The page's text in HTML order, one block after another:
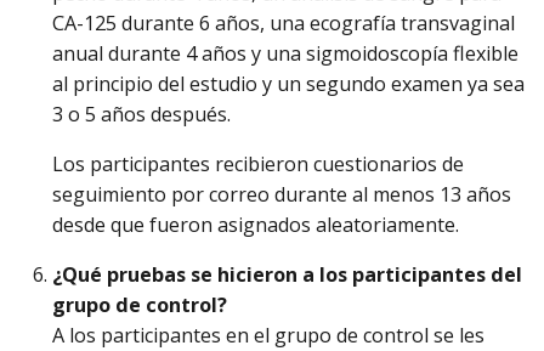
CA-125 durante 6 años, una ecografía transvaginal
anual durante 4 años y una sigmoidoscopía flexible
al principio del estudio y un segundo examen ya sea
3 o 5 años después.
Los participantes recibieron cuestionarios de
seguimiento por correo durante al menos 13 años
desde que fueron asignados aleatoriamente.
¿Qué pruebas se hicieron a los participantes del
grupo de control?
A los participantes en el grupo de control se les